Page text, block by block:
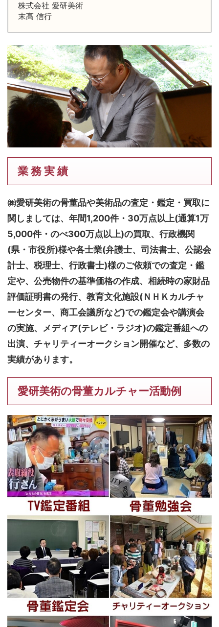
株式会社 愛研美術
末髙 信行
業 務 実 績
㈱愛研美術の骨董品や美術品の査定・鑑定・買取に
関しましては、 年間1,200件・30万点以上(通算1万
5,000件・のべ300万点以上)の買取、行政機関
(県・市役所)様や各士業(弁護士、司法書士、公認会
計士、税理士、行政書士)様のご依頼での査定・鑑
定や、公売物件の基準価格の作成、相続時の家財品
評価証明書の発行、教育文化施設(ＮＨＫカルチャ
ーセンター、商工会議所など)での鑑定会や講演会
の実施、メディア(テレビ・ラジオ)の鑑定番組への
出演、チャリティーオークション開催など、多数の
実績があります。
愛研美術の骨董カルチャー活動例